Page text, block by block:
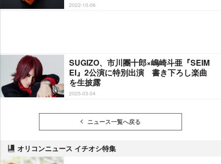
2022-10-06
SUGIZO、市川團十郎×嶋崎斗亜『SEIM
EI』2公演に特別出演 書き下ろし楽曲
を生披露
2025-03-04
ニュース一覧へ戻る
オリコンニュース イチオシ特集